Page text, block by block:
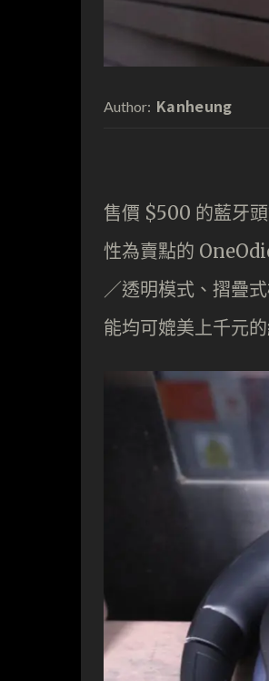
Author: Kanheung
售價 $500 的藍牙
性為賣點的
／透明模式、摺疊
能均可媲美上千元的